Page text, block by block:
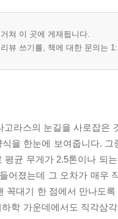
쳐 이 곳에 게재됩니다.
뷰 쓰기를, 책에 대한 문의는
고라스의 눈길을 사로잡은
을 한눈에 보여줍니다.
평균 무게가 2.5톤이나 되
어졌는데 그 오차가 매우
꼭대기 한 점에서 만나도
학 가운데에서도 직각삼